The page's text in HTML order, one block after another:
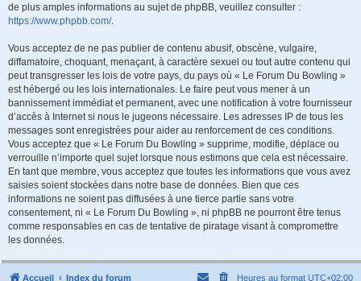
de plus amples informations au sujet de phpBB, veuillez consulter :
https://www.phpbb.com/.
Vous acceptez de ne pas publier de contenu abusif, obscène, vulgaire,
diffamatoire, choquant, menaçant, à caractère sexuel ou tout autre contenu qui
peut transgresser les lois de votre pays, du pays où « Le Forum Du Bowling »
est hébergé ou les lois internationales. Le faire peut vous mener à un
bannissement immédiat et permanent, avec une notification à votre fournisseur
d’accès à Internet si nous le jugeons nécessaire. Les adresses IP de tous les
messages sont enregistrées pour aider au renforcement de ces conditions.
Vous acceptez que « Le Forum Du Bowling » supprime, modifie, déplace ou
verrouille n’importe quel sujet lorsque nous estimons que cela est nécessaire.
En tant que membre, vous acceptez que toutes les informations que vous avez
saisies soient stockées dans notre base de données. Bien que ces
informations ne soient pas diffusées à une tierce partie sans votre
consentement, ni « Le Forum Du Bowling », ni phpBB ne pourront être tenus
comme responsables en cas de tentative de piratage visant à compromettre
les données.
Accueil Index du forum Heures au format UTC+02:00